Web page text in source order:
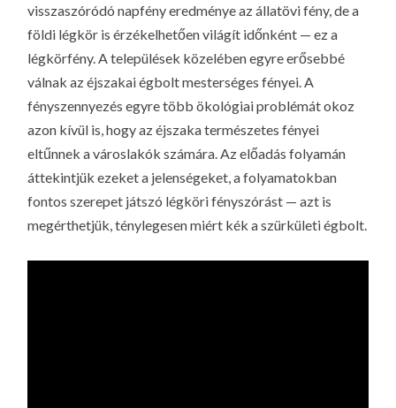
visszaszóródó napfény eredménye az állatövi fény, de a
földi légkör is érzékelhetően világít időnként — ez a
légkörfény. A települések közelében egyre erősebbé
válnak az éjszakai égbolt mesterséges fényei. A
fényszennyezés egyre több ökológiai problémát okoz
azon kívül is, hogy az éjszaka természetes fényei
eltűnnek a városlakók számára. Az előadás folyamán
áttekintjük ezeket a jelenségeket, a folyamatokban
fontos szerepet játszó légköri fényszórást — azt is
megérthetjük, ténylegesen miért kék a szürkületi égbolt.